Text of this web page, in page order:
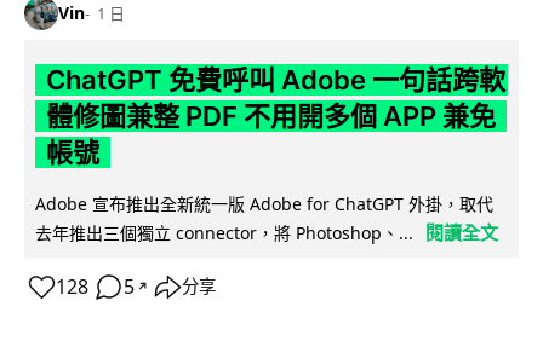
Vin 1 日
ChatGPT 免費呼叫 Adobe 一句話跨軟
體修圖兼整 PDF 不用開多個 APP 兼免
帳號
Adobe 宣布推出全新統一版 Adobe for ChatGPT 外掛，取代
去年推出三個獨立 connector，將 Photoshop、...
閱讀全文
128 5 ↗ 分享